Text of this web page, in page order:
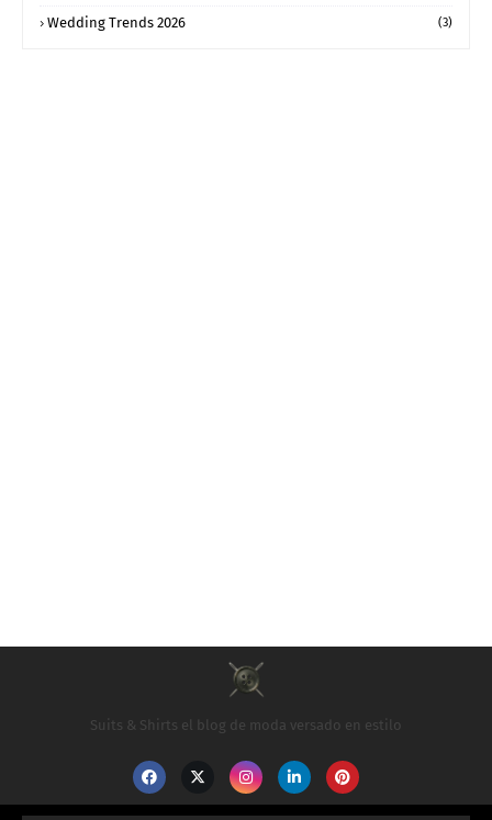
Wedding Trends 2026 (3)
Suits & Shirts el blog de moda versado en estilo